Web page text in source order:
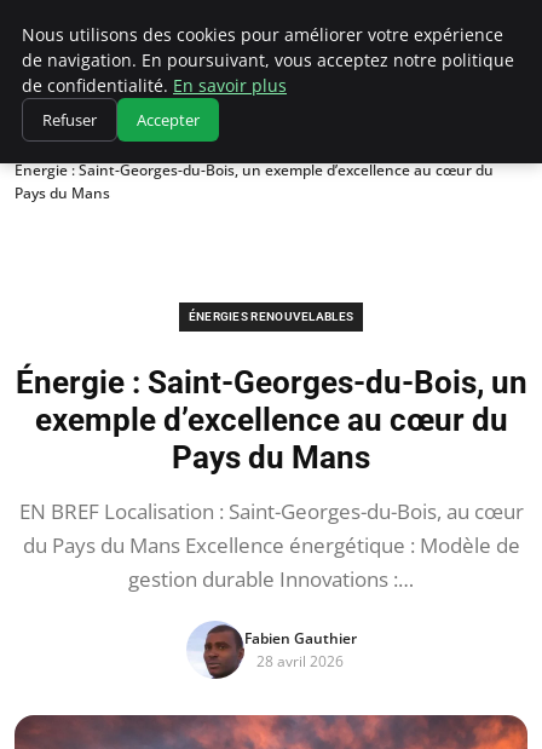
Climatedebtagents
Accueil
Énergies Renouvelables
Énergie : Saint-Georges-du-Bois, un exemple d’excellence au cœur du
Pays du Mans
ÉNERGIES RENOUVELABLES
Énergie : Saint-Georges-du-Bois, un
exemple d’excellence au cœur du
Pays du Mans
EN BREF Localisation : Saint-Georges-du-Bois, au cœur
du Pays du Mans Excellence énergétique : Modèle de
gestion durable Innovations :…
Fabien Gauthier
28 avril 2026
Nous utilisons des cookies pour améliorer votre expérience
de navigation. En poursuivant, vous acceptez notre politique
de confidentialité. En savoir plus
Refuser Accepter